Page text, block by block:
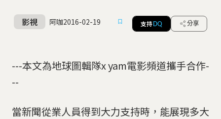
影視 阿咖2016-02-19 支持 DQ 分享
---本文為地球圖輯隊x yam電影頻道攜手合作-
--
當新聞從業人員得到大力支持時，能展現多大